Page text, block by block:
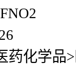
药化学品